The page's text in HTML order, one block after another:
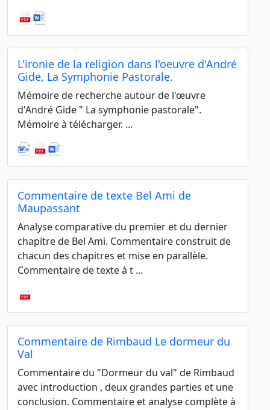
L'ironie de la religion dans l'oeuvre d'André
Gide, La Symphonie Pastorale.
Mémoire de recherche autour de l'œuvre
d'André Gide " La symphonie pastorale".
Mémoire à télécharger. ...
Commentaire de texte Bel Ami de
Maupassant
Analyse comparative du premier et du dernier
chapitre de Bel Ami. Commentaire construit de
chacun des chapitres et mise en parallèle.
Commentaire de texte à t ...
Commentaire de Rimbaud Le dormeur du
Val
Commentaire du "Dormeur du val" de Rimbaud
avec introduction , deux grandes parties et une
conclusion. Commentaire et analyse complète à